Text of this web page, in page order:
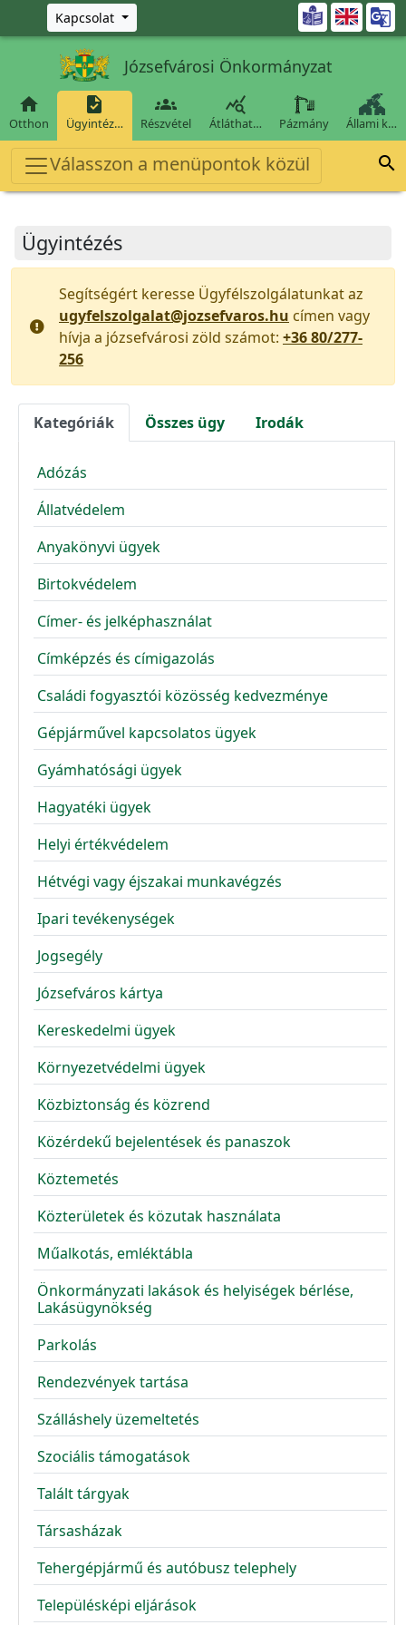
Ugrás a fő tartalomra
Kapcsolat 
Józsefvárosi Önkormányzat

Otthon

Ügyintéz…

Részvétel

Átláthat… Pázmány Állami k…
Válasszon a menüpontok közül 
Ügyintézés
Segítségért keresse Ügyfélszolgálatunkat az
ugyfelszolgalat@jozsefvaros.hu címen vagy
hívja a józsefvárosi zöld számot: +36 80/277-
256
Kategóriák Összes ügy Irodák
Adózás
Állatvédelem
Anyakönyvi ügyek
Birtokvédelem
Címer- és jelképhasználat
Címképzés és címigazolás
Családi fogyasztói közösség kedvezménye
Gépjárművel kapcsolatos ügyek
Gyámhatósági ügyek
Hagyatéki ügyek
Helyi értékvédelem
Hétvégi vagy éjszakai munkavégzés
Ipari tevékenységek
Jogsegély
Józsefváros kártya
Kereskedelmi ügyek
Környezetvédelmi ügyek
Közbiztonság és közrend
Közérdekű bejelentések és panaszok
Köztemetés
Közterületek és közutak használata
Műalkotás, emléktábla
Önkormányzati lakások és helyiségek bérlése,
Lakásügynökség
Parkolás
Rendezvények tartása
Szálláshely üzemeltetés
Szociális támogatások
Talált tárgyak
Társasházak
Tehergépjármű és autóbusz telephely
Településképi eljárások